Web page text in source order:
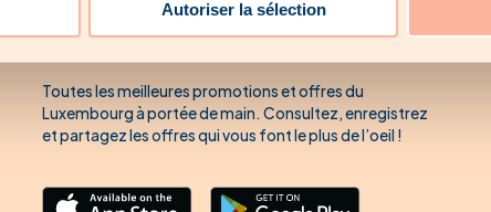
Autoriser la sélection
Téléchargez notre app’
dans le store de votre choix.
Toutes les meilleures promotions et offres du
Luxembourg à portée de main. Consultez, enregistrez
et partagez les offres qui vous font le plus de l’oeil !